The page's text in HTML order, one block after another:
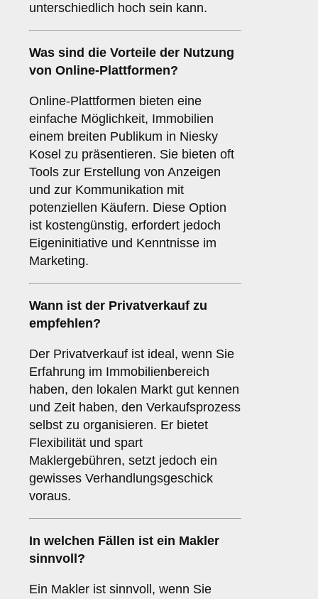
unterschiedlich hoch sein kann.
Was sind die Vorteile der Nutzung
von Online-Plattformen?
Online-Plattformen bieten eine
einfache Möglichkeit, Immobilien
einem breiten Publikum in Niesky
Kosel zu präsentieren. Sie bieten oft
Tools zur Erstellung von Anzeigen
und zur Kommunikation mit
potenziellen Käufern. Diese Option
ist kostengünstig, erfordert jedoch
Eigeninitiative und Kenntnisse im
Marketing.
Wann ist der Privatverkauf zu
empfehlen?
Der Privatverkauf ist ideal, wenn Sie
Erfahrung im Immobilienbereich
haben, den lokalen Markt gut kennen
und Zeit haben, den Verkaufsprozess
selbst zu organisieren. Er bietet
Flexibilität und spart
Maklergebühren, setzt jedoch ein
gewisses Verhandlungsgeschick
voraus.
In welchen Fällen ist ein Makler
sinnvoll?
Ein Makler ist sinnvoll, wenn Sie